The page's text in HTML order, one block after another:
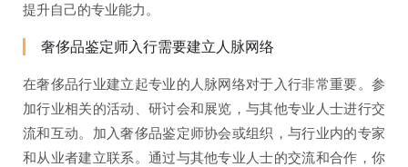
提升自己的专业能力。
奢侈品鉴定师入行需要建立人脉网络
在奢侈品行业建立起专业的人脉网络对于入行非常重要。参
加行业相关的活动、研讨会和展览，与其他专业人士进行交
流和互动。加入奢侈品鉴定师协会或组织，与行业内的专家
和从业者建立联系。通过与其他专业人士的交流和合作，你